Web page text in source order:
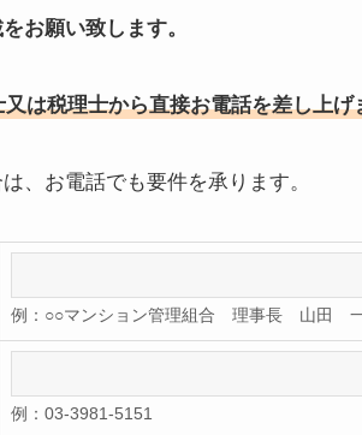
お願い致します。
は税理士から直接お電話を差し上げ
、お電話でも要件を承ります。
例：○○マンション管理組合 理事長 山田
例：03-3981-5151